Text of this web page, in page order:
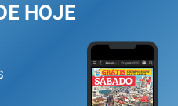
HOJE